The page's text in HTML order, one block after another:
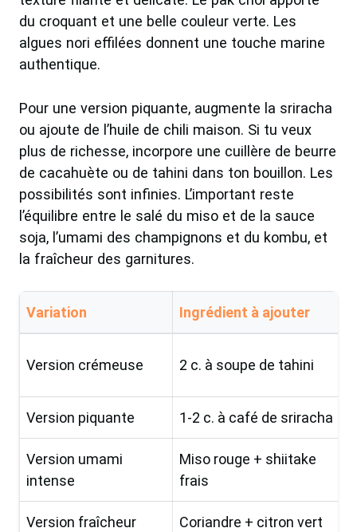
du croquant et une belle couleur verte. Les
algues nori effilées donnent une touche marine
authentique.
Pour une version piquante, augmente la sriracha
ou ajoute de l’huile de chili maison. Si tu veux
plus de richesse, incorpore une cuillère de beurre
de cacahuète ou de tahini dans ton bouillon. Les
possibilités sont infinies. L’important reste
l’équilibre entre le salé du miso et de la sauce
soja, l’umami des champignons et du kombu, et
la fraîcheur des garnitures.
Variation Ingrédient à ajouter
Version crémeuse 2 c. à soupe de tahini
Version piquante 1-2 c. à café de sriracha
Version umami
intense
Miso rouge + shiitake
frais
Version fraîcheur Coriandre + citron vert